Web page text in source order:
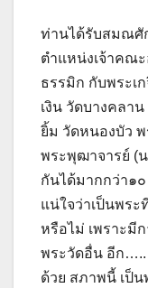
ท่านได้รับสมณศั
ตำแหน่งเจ้าคณ
ธรรมิก กับพระเ
เงิน วัดบางคลา
ยิ้ม วัดหนองบัว พ
พระพุฒาจารย์ (
กันได้มากกว่า๑
แน่ใจว่าเป็นพระ
หรือไม่ เพราะมี
พระวัดอื่น อีก…..
ด้วย สภาพนี้ เป็